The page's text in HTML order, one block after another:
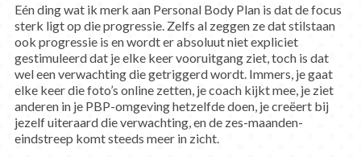
Eén ding wat ik merk aan Personal Body Plan is dat de focus
sterk ligt op die progressie. Zelfs al zeggen ze dat stilstaan
ook progressie is en wordt er absoluut niet expliciet
gestimuleerd dat je elke keer vooruitgang ziet, toch is dat
wel een verwachting die getriggerd wordt. Immers, je gaat
elke keer die foto’s online zetten, je coach kijkt mee, je ziet
anderen in je PBP-omgeving hetzelfde doen, je creëert bij
jezelf uiteraard die verwachting, en de zes-maanden-
eindstreep komt steeds meer in zicht.